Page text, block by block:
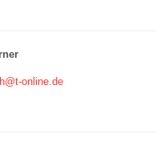
online.de